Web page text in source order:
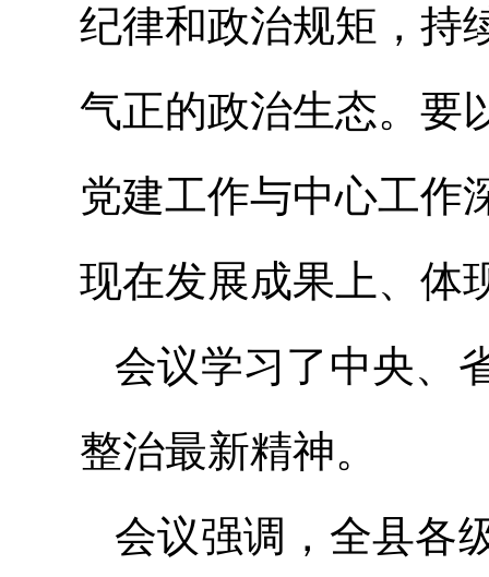
纪律和政治规矩，持
气正的政治生态。要
党建工作与中心工作
现在发展成果上、体
会议学习了中央、
整治最新精神。
会议强调，全县各